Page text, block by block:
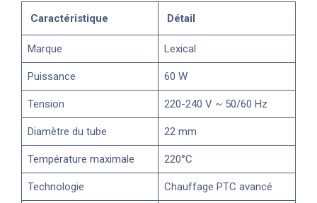
Caractéristique Détail
Marque Lexical
Puissance 60 W
Tension 220-240 V ~ 50/60 Hz
Diamètre du tube 22 mm
Température maximale 220°C
Technologie Chauffage PTC avancé